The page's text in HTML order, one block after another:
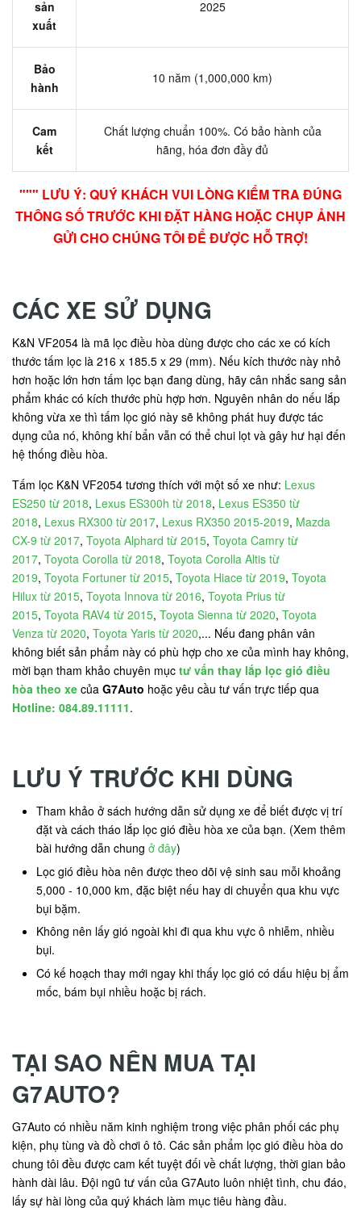
sản
xuất
2025
Bảo
hành
10 năm (1,000,000 km)
Cam
kết
Chất lượng chuẩn 100%. Có bảo hành của
hãng, hóa đơn đầy đủ
""" LƯU Ý: QUÝ KHÁCH VUI LÒNG KIỂM TRA ĐÚNG
THÔNG SỐ TRƯỚC KHI ĐẶT HÀNG HOẶC CHỤP ẢNH
GỬI CHO CHÚNG TÔI ĐỂ ĐƯỢC HỖ TRỢ!
CÁC XE SỬ DỤNG
K&N VF2054 là mã lọc điều hòa dùng được cho các xe có kích
thước tấm lọc là 216 x 185.5 x 29 (mm). Nếu kích thước này nhỏ
hơn hoặc lớn hơn tấm lọc bạn đang dùng, hãy cân nhắc sang sản
phẩm khác có kích thước phù hợp hơn. Nguyên nhân do nếu lắp
không vừa xe thì tấm lọc gió này sẽ không phát huy được tác
dụng của nó, không khí bẩn vẫn có thể chui lọt và gây hư hại đến
hệ thống điều hòa.
Tấm lọc K&N VF2054 tương thích với một số xe như: Lexus
ES250 từ 2018, Lexus ES300h từ 2018, Lexus ES350 từ
2018, Lexus RX300 từ 2017, Lexus RX350 2015-2019, Mazda
CX-9 từ 2017, Toyota Alphard từ 2015, Toyota Camry từ
2017, Toyota Corolla từ 2018, Toyota Corolla Altis từ
2019, Toyota Fortuner từ 2015, Toyota Hiace từ 2019, Toyota
Hilux từ 2015, Toyota Innova từ 2016, Toyota Prius từ
2015, Toyota RAV4 từ 2015, Toyota Sienna từ 2020, Toyota
Venza từ 2020, Toyota Yaris từ 2020,... Nếu đang phân vân
không biết sản phẩm này có phù hợp cho xe của mình hay không,
mời bạn tham khảo chuyên mục tư vấn thay lắp lọc gió điều
hòa theo xe của G7Auto hoặc yêu cầu tư vấn trực tiếp qua
Hotline: 084.89.11111.
LƯU Ý TRƯỚC KHI DÙNG
Tham khảo ở sách hướng dẫn sử dụng xe để biết được vị trí
đặt và cách tháo lắp lọc gió điều hòa xe của bạn. (Xem thêm
bài hướng dẫn chung ở đây)
Lọc gió điều hòa nên được theo dõi vệ sinh sau mỗi khoảng
5,000 - 10,000 km, đặc biệt nếu hay di chuyển qua khu vực
bụi bặm.
Không nên lấy gió ngoài khi đi qua khu vực ô nhiễm, nhiều
bụi.
Có kế hoạch thay mới ngay khi thấy lọc gió có dấu hiệu bị ẩm
mốc, bám bụi nhiều hoặc bị rách.
TẠI SAO NÊN MUA TẠI
G7AUTO?
G7Auto có nhiều năm kinh nghiệm trong việc phân phối các phụ
kiện, phụ tùng và đồ chơi ô tô. Các sản phẩm lọc gió điều hòa do
chung tôi đều được cam kết tuyệt đối về chất lượng, thời gian bảo
hành dài lâu. Đội ngũ tư vấn của G7Auto luôn nhiệt tình, chu đáo,
lấy sự hài lòng của quý khách làm mục tiêu hàng đầu.